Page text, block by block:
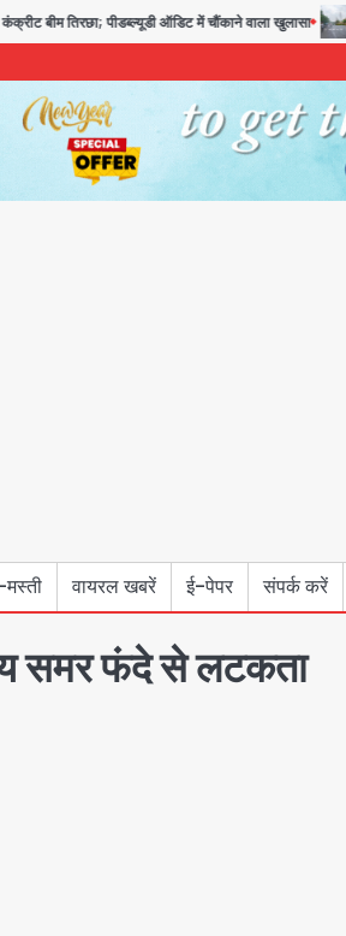
पीडब्ल्यूडी ऑडिट में चौंकाने वाला खुलासा Noida
मस्ती वायरल खबरें ई-पेपर संपर्क करें
समर फंदे से लटकता